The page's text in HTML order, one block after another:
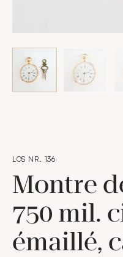
LOS NR. 136
Montre
750 mil.
émaillé,